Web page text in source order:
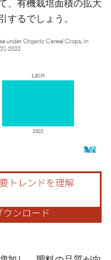
、有機栽培面積の拡大
するでしょう。
4.0の表示が必要です。